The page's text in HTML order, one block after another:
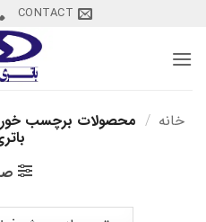
content
CONTACT
خانه /